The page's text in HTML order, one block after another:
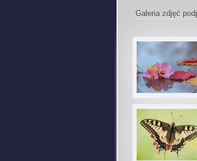
Galeria zdjęć